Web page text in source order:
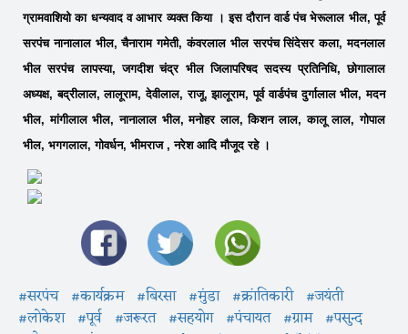
ग्रामवाशियो का धन्यवाद व आभार व्यक्त किया । इस दौरान वार्ड पंच भेरूलाल भील, पूर्व
सरपंच नानालाल भील, चैनाराम गमेती, कंवरलाल भील सरपंच सिंदेसर कला, मदनलाल
भील सरपंच लापस्या, जगदीश चंद्र भील जिलापरिषद सदस्य प्रतिनिधि, छोगालाल
अध्यक्ष, बद्रीलाल, लालूराम, देवीलाल, राजू, झालूराम, पूर्व वार्डपंच दुर्गालाल भील, मदन
भील, मांगीलाल भील, नानालाल भील, मनोहर लाल, किशन लाल, कालू लाल, गोपाल
भील, भगगलाल, गोवर्धन, भीमराज , नरेश आदि मौजूद रहे ।
#सरपंच #कार्यक्रम #बिरसा #मुंडा #क्रांतिकारी #जयंती
#लोकेश #पूर्व #जरूरत #सहयोग #पंचायत #ग्राम #पसुन्द